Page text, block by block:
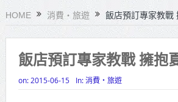
全自動電動擔架床
美濃稻米品質競賽開跑
揭開好飯祕密、飄米香
蔣萬安指示各單位提前
HOME 消費‧旅遊 飯店預訂專家教戰
飯店預訂專家教戰 擁抱
on: 2015-06-15 In:消費‧旅遊